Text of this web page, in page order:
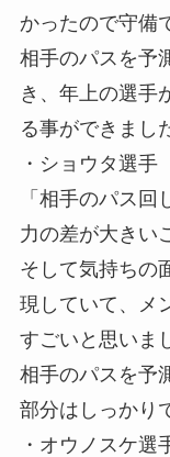
かったので守備
相手のパスを予
き、年上の選手
る事ができまし
・ショウタ選手
「相手のパス
力の差が大きい
そして気持ちの
現していて、メ
すごいと思いま
相手のパスを予
部分はしっかり
・オウノスケ選